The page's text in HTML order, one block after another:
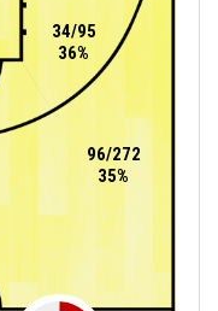
34/95
36%
96/272
35%